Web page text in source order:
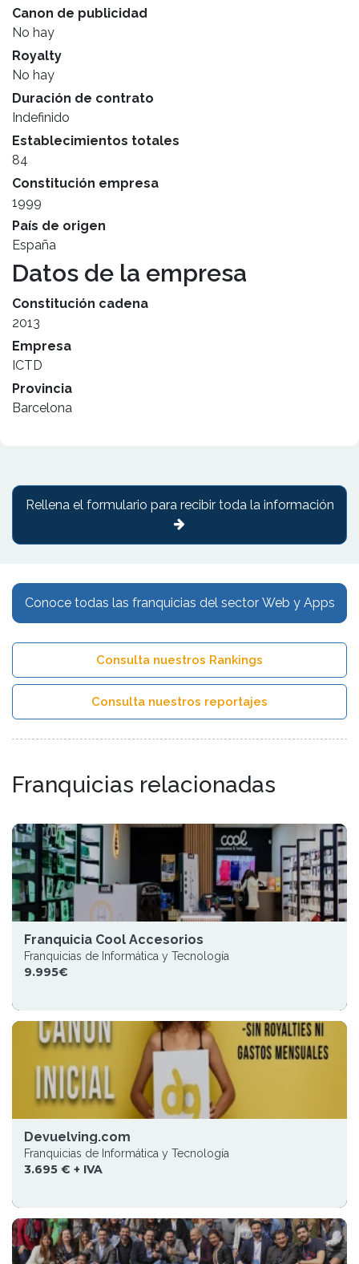
Canon de publicidad
No hay
Royalty
No hay
Duración de contrato
Indefinido
Establecimientos totales
84
Constitución empresa
1999
País de origen
España
Datos de la empresa
Constitución cadena
2013
Empresa
ICTD
Provincia
Barcelona
Conoce todas las franquicias del sector Web y Apps
Consulta nuestros Rankings
Consulta nuestros reportajes
Franquicias relacionadas
Franquicia Cool Accesorios
Franquicias de Informática y Tecnología
9.995€
Devuelving.com
Franquicias de Informática y Tecnología
3.695 € + IVA